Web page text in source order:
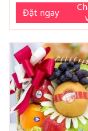
Đặt ngay